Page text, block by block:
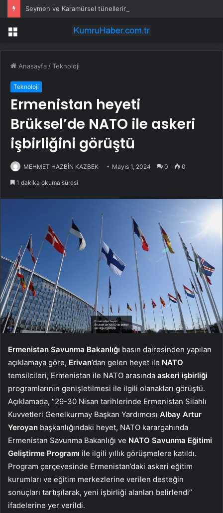
Seymen ve Karamürsel tünellerine konfor dokunuşu
Menü
Anasayfa /Teknoloji
Teknoloji
Ermenistan heyeti
Brüksel’de NATO ile askeri
işbirliğini görüştü
MEHMET HAZBİN KAZBEK Mayıs 1, 2024 0 0
1 dakika okuma süresi
Ermenistan Savunma Bakanlığı basın dairesinden yapılan
açıklamaya göre, Erivan’dan gelen heyet ile NATO
temsilcileri, Ermenistan ile NATO arasında askeri işbirliği
programlarının genişletilmesi ile ilgili olanakları görüştü.
Açıklamada, “29-30 Nisan tarihlerinde Ermenistan Silahlı
Kuvvetleri Genelkurmay Başkan Yardımcısı Albay Artur
Yeroyan başkanlığındaki heyet, NATO karargahında
Ermenistan Savunma Bakanlığı ve NATO Savunma Eğitimi
Geliştirme Programı ile ilgili yıllık görüşmelere katıldı.
Program çerçevesinde Ermenistan’daki askeri eğitim
kurumları ve eğitim merkezlerine verilen desteğin
sonuçları tartışılarak, yeni işbirliği alanları belirlendi”
ifadelerine yer verildi.